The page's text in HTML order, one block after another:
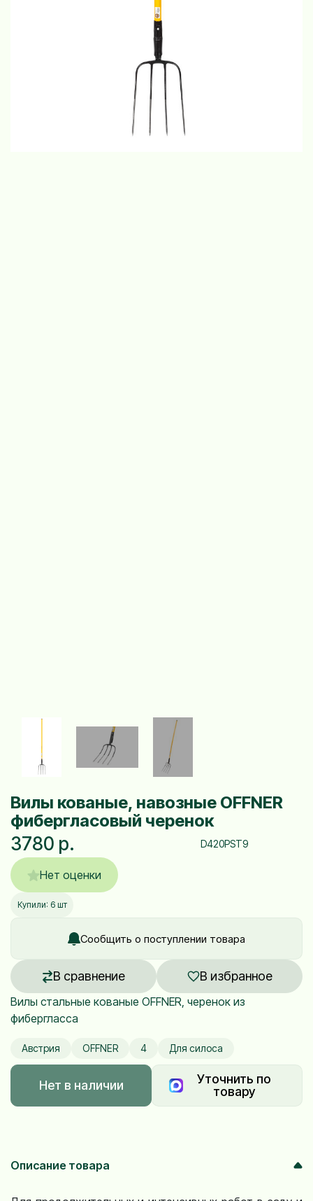
Нет оценки
Купили: 6 шт
Сообщить о поступлении товара
В сравнение В избранное
Вилы кованые, навозные OFFNER
фибергласовый черенок
3780 р. D420PST9
Вилы стальные кованые OFFNER, черенок из
фибергласса
Австрия OFFNER 4 Для силоса
Нет в наличии
Уточнить по
товару
Описание товара